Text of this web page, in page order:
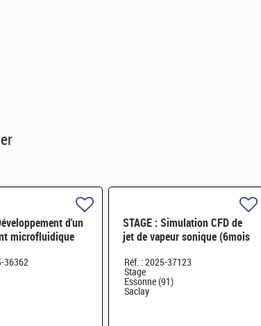
d'un
microfluidique
36362
STAGE : Simulation CFD de
jet de vapeur sonique (6mois
d'ingénieur.e.s) H/F
Réf. : 2025-37123
Stage
Essonne (91)
Saclay